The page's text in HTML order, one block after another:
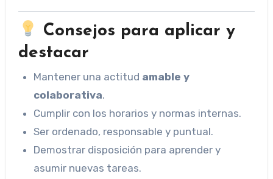
Consejos para aplicar y
destacar
Mantener una actitud amable y
colaborativa.
Cumplir con los horarios y normas internas.
Ser ordenado, responsable y puntual.
Demostrar disposición para aprender y
asumir nuevas tareas.